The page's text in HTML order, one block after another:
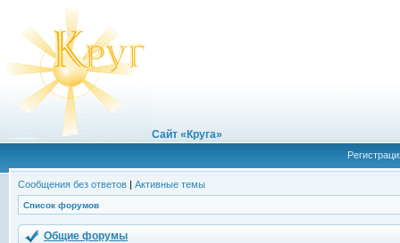
Сайт «Круга»
Сообщения без ответов | Активные темы
Список форумов
Общие форумы